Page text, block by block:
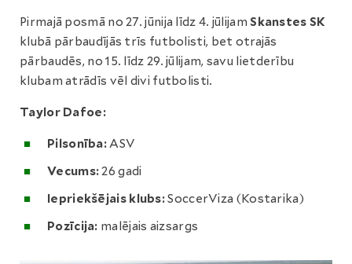
Pirmajā posmā no 27. jūnija līdz 4. jūlijamSkanstes SK
klubā pārbaudījās trīs futbolisti, bet otrajās
pārbaudēs, no 15. līdz 29. jūlijam, savu lietderību
klubam atrādīs vēl divi futbolisti.
Taylor Dafoe:
Pilsonība:ASV
Vecums:26 gadi
Iepriekšējais klubs:SoccerViza (Kostarika)
Pozīcija: malējais aizsargs